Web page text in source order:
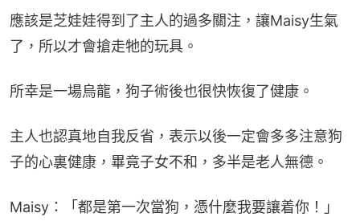
應該是芝娃娃得到了主人的過多關注，讓Maisy生氣
了，所以才會搶走牠的玩具。
所幸是一場烏龍，狗子術後也很快恢復了健康。
主人也認真地自我反省，表示以後一定會多多注意狗
子的心裏健康，畢竟子女不和，多半是老人無德。
Maisy：「都是第一次當狗，憑什麼我要讓着你！」